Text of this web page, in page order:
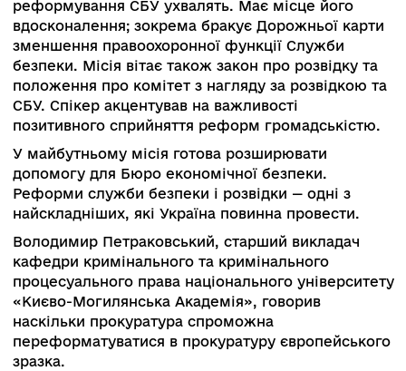
Ефект люди зможуть відчути після певного
Трансформація реформи прокуратури в
кадрового компоненту може бути взірцем
інших інституцій.
У серпні відбулася перша стратегічна
органів прокуратури. Результат —
Стратегія розвитку прокуратури на 2021-
роки. У ній прямо акцентували на
координації прокуратурою
впровадження кримінально-правової
Одним із важливих стратегічних напрямків
Офісу став захист інвестицій.
департамент відповідає за комунікацію з
середовищем. Цей інструмент
прозорості прокуратури та збільшення